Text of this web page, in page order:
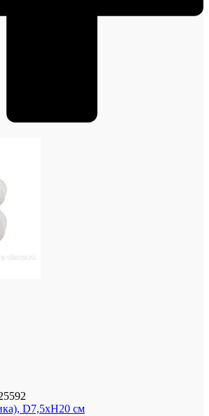
D7,5xH20 см